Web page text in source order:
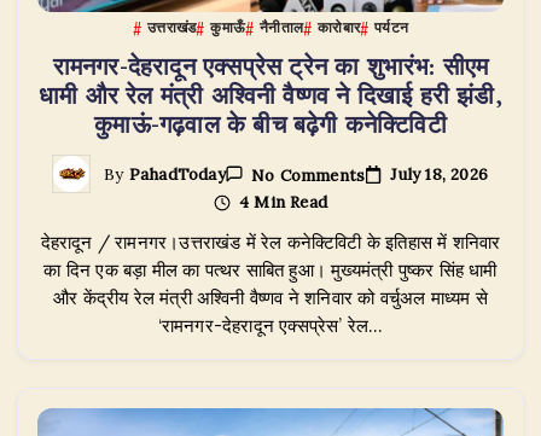
उत्तराखंड कुमाऊँ नैनीताल कारोबार पर्यटन
रामनगर-देहरादून एक्सप्रेस ट्रेन का शुभारंभ: सीएम
धामी और रेल मंत्री अश्विनी वैष्णव ने दिखाई हरी झंडी,
कुमाऊं-गढ़वाल के बीच बढ़ेगी कनेक्टिविटी
By PahadToday No CommentsOn
एक्सप्रेस
ट्रेन
का
शुभारंभ:
सीएम
धामी
रेल
मंत्री
अश्विनी
वैष्णव
July 18, 2026
4 Min Read
​देहरादून / रामनगर।उत्तराखंड में रेल कनेक्टिविटी के इतिहास में शनिवार
का दिन एक बड़ा मील का पत्थर साबित हुआ। मुख्यमंत्री पुष्कर सिंह धामी
और केंद्रीय रेल मंत्री अश्विनी वैष्णव ने शनिवार को वर्चुअल माध्यम से
‘रामनगर-देहरादून एक्सप्रेस’ रेल…